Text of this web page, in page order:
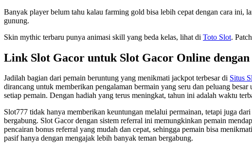
Banyak player belum tahu kalau farming gold bisa lebih cepat dengan cara ini,
gunung.
Skin mythic terbaru punya animasi skill yang beda kelas, lihat di Toto Slot.
Link Slot Gacor untuk Slot Gacor Online
Jadilah bagian dari pemain beruntung yang menikmati jackpot terbesar di Situs
dirancang untuk memberikan pengalaman bermain yang seru dan peluang
setiap pemain. Dengan hadiah yang terus meningkat, tahun ini adalah waktu
Slot777 tidak hanya memberikan keuntungan melalui permainan, tetapi juga
bergabung. Slot Gacor dengan sistem referral ini memungkinkan pemain
pencairan bonus referral yang mudah dan cepat, sehingga pemain bisa
pasif hanya dengan mengajak lebih banyak teman bergabung.